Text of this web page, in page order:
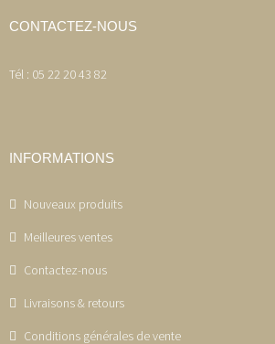
CONTACTEZ-NOUS
Tél : 05 22 20 43 82
INFORMATIONS
Nouveaux produits
Meilleures ventes
Contactez-nous
Livraisons & retours
Conditions générales de vente